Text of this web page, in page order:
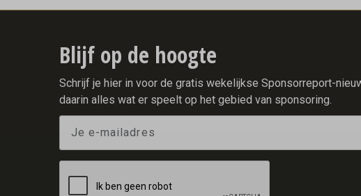
voor maatschappelijke en ecologische
Blijf op de hoogte
Schrijf je hier in voor de gratis wekelijkse Sponsorreport-
daarin alles wat er speelt op het gebied van sponsoring.